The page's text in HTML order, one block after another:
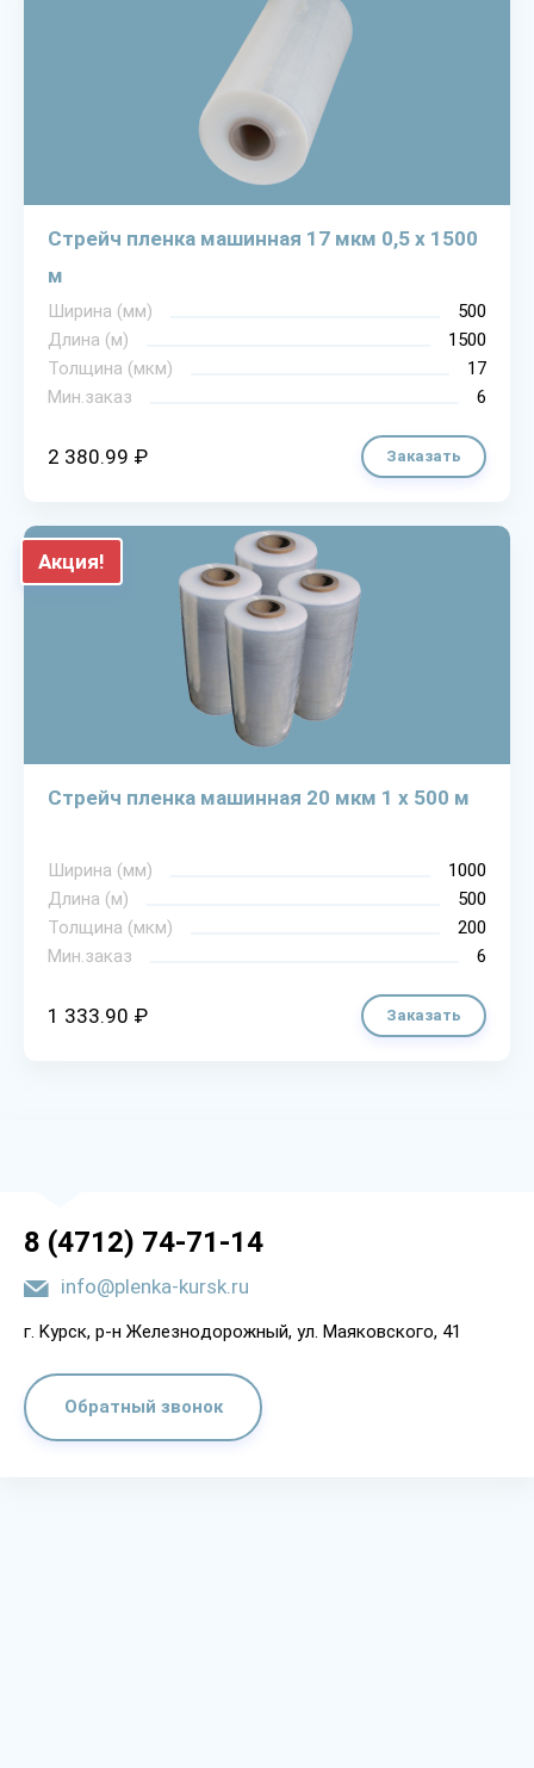
Стрейч пленка машинная 17 мкм 0,5 х 1500
м
Ширина (мм)
500
Длина (м)
1500
Толщина (мкм)
17
Мин.заказ
6
2 380.99 ₽ Заказать
Акция!
Стрейч пленка машинная 20 мкм 1 х 500 м
Ширина (мм)
1000
Длина (м)
500
Толщина (мкм)
200
Мин.заказ
6
1 333.90 ₽ Заказать
8 (4712) 74-71-14
info@plenka-kursk.ru
г. Kypcк, p-н Жeлeзнoдopoжный, yл. Мaякoвcкoгo, 41
Обратный звонок